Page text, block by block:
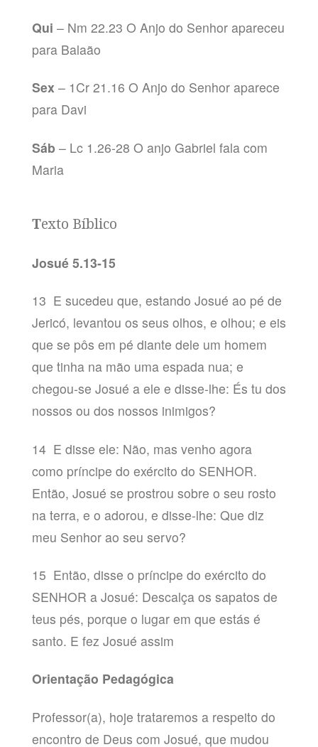
Qui – Nm 22.23 O Anjo do Senhor apareceu
para Balaão
Sex – 1Cr 21.16 O Anjo do Senhor aparece
para Davi
Sáb – Lc 1.26-28 O anjo Gabriel fala com
Maria
Texto Bíblico
Josué 5.13-15
13 E sucedeu que, estando Josué ao pé de
Jericó, levantou os seus olhos, e olhou; e eis
que se pôs em pé diante dele um homem
que tinha na mão uma espada nua; e
chegou-se Josué a ele e disse-lhe: És tu dos
nossos ou dos nossos inimigos?
14 E disse ele: Não, mas venho agora
como príncipe do exército do SENHOR.
Então, Josué se prostrou sobre o seu rosto
na terra, e o adorou, e disse-lhe: Que diz
meu Senhor ao seu servo?
15 Então, disse o príncipe do exército do
SENHOR a Josué: Descalça os sapatos de
teus pés, porque o lugar em que estás é
santo. E fez Josué assim
Orientação Pedagógica
Professor(a), hoje trataremos a respeito do
encontro de Deus com Josué, que mudou